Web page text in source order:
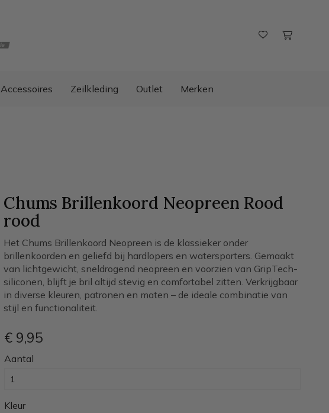
Accessoires Zeilkleding Outlet Merken
Chums Brillenkoord Neopreen Rood
rood
Het Chums Brillenkoord Neopreen is de klassieker onder
brillenkoorden en geliefd bij hardlopers en watersporters. Gemaakt
van lichtgewicht, sneldrogend neopreen en voorzien van GripTech-
siliconen, blijft je bril altijd stevig en comfortabel zitten. Verkrijgbaar
in diverse kleuren, patronen en maten – de ideale combinatie van
stijl en functionaliteit.
€ 9,95
Aantal
Kleur